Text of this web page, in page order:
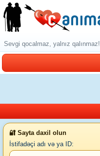
Sevgi qocalmaz, yalnız qalınmaz!
🔐 Sayta daxil olun
İstifadəçi adı və ya ID: